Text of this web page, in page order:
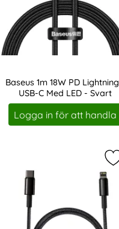
Baseus 1m 18W PD
USB-C Med LED - Svart
Art. nr 11650
Logga in för att handla